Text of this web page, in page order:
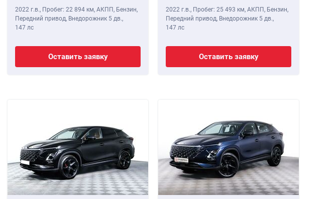
2022 г.в., Пробег: 22 894 км, АКПП, Бензин,
Передний привод, Внедорожник 5 дв.,
147 лс
Оставить заявку
2022 г.в., Пробег: 25 493 км, АКПП, Бензин,
Передний привод, Внедорожник 5 дв.,
147 лс
Оставить заявку